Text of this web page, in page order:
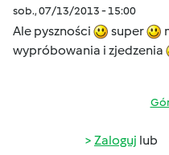
sob., 07/13/2013 - 15:00
Ale pyszności
super
wypróbowania i zjedzenia
Zaloguj lub